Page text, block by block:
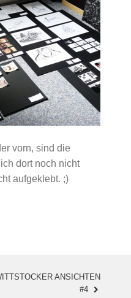
vorn, sind die
dort noch nicht
aufgeklebt. ;)
ANSICHTEN
#4